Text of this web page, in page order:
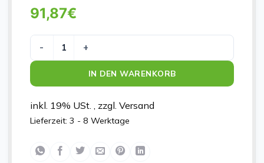
91,87€
SUPRASORB P SE NB5X5 Menge
IN DEN WARENKORB
inkl. 19% USt. , zzgl. Versand
Lieferzeit: 3 - 8 Werktage